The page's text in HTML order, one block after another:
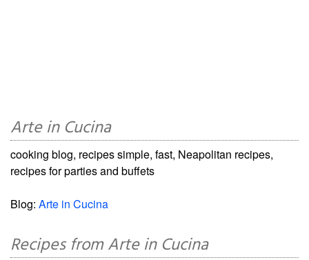
Arte in Cucina
cooking blog, recipes simple, fast, Neapolitan recipes,
recipes for parties and buffets
Blog: Arte in Cucina
Recipes from Arte in Cucina